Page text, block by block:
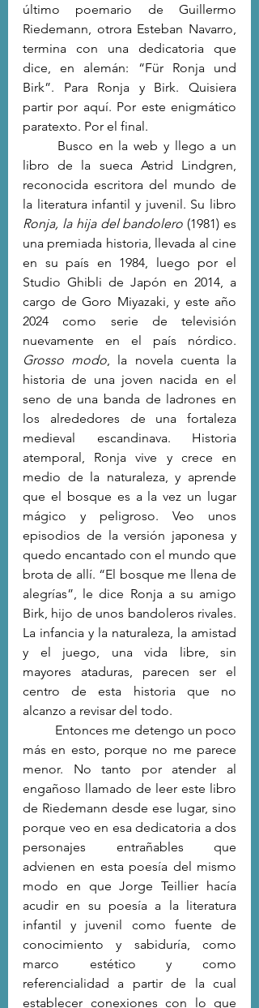
último poemario de Guillermo
Riedemann, otrora Esteban Navarro,
termina con una dedicatoria que
dice, en alemán: “Für Ronja und
Birk”. Para Ronja y Birk. Quisiera
partir por aquí. Por este enigmático
paratexto. Por el final.
libro de la sueca Astrid Lindgren,
reconocida escritora del mundo de
Ronja, la hija del bandolero (1981) es
una premiada historia, llevada al cine
en su país en 1984, luego por el
Studio Ghibli de Japón en 2014, a
cargo de Goro Miyazaki, y este año
2024 como serie de televisión
Grosso modo , la novela cuenta la
historia de una joven nacida en el
seno de una banda de ladrones en
los alrededores de una fortaleza
medieval escandinava. Historia
atemporal, Ronja vive y crece en
medio de la naturaleza, y aprende
que el bosque es a la vez un lugar
mágico y peligroso. Veo unos
episodios de la versión japonesa y
quedo encantado con el mundo que
brota de allí. “El bosque me llena de
alegrías”, le dice Ronja a su amigo
Birk, hijo de unos bandoleros rivales.
La infancia y la naturaleza, la amistad
y el juego, una vida libre, sin
mayores ataduras, parecen ser el
centro de esta historia que no
alcanzo a revisar del todo.
más en esto, porque no me parece
menor. No tanto por atender al
engañoso llamado de leer este libro
de Riedemann desde ese lugar, sino
porque veo en esa dedicatoria a dos
personajes entrañables que
advienen en esta poesía del mismo
modo en que Jorge Teillier hacía
acudir en su poesía a la literatura
infantil y juvenil como fuente de
conocimiento y sabiduría, como
marco estético y como
referencialidad a partir de la cual
establecer conexiones con lo que